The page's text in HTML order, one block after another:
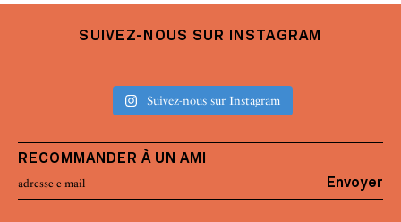
SUIVEZ-NOUS SUR INSTAGRAM
Suivez-nous sur Instagram
RECOMMANDER À UN AMI
Envoyer